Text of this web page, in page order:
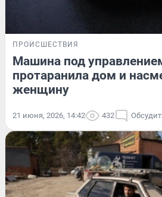
ПРОИСШЕСТВИЯ
Машина под
протаранила дом и
женщину
21 июня, 2026, 14:42 432